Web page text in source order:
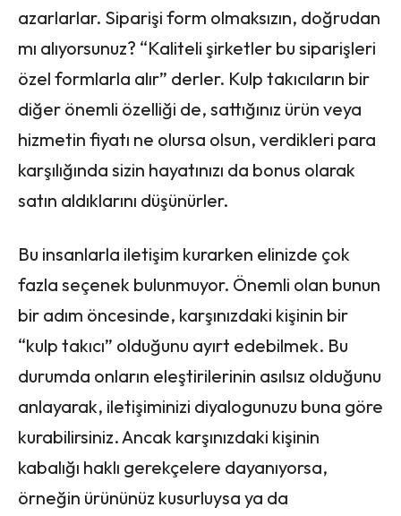
azarlarlar. Siparişi form olmaksızın, doğrudan
mı alıyorsunuz? “Kaliteli şirketler bu siparişleri
özel formlarla alır” derler. Kulp takıcıların bir
diğer önemli özelliği de, sattığınız ürün veya
hizmetin fiyatı ne olursa olsun, verdikleri para
karşılığında sizin hayatınızı da bonus olarak
satın aldıklarını düşünürler.
Bu insanlarla iletişim kurarken elinizde çok
fazla seçenek bulunmuyor. Önemli olan bunun
bir adım öncesinde, karşınızdaki kişinin bir
“kulp takıcı” olduğunu ayırt edebilmek. Bu
durumda onların eleştirilerinin asılsız olduğunu
anlayarak, iletişiminizi diyalogunuzu buna göre
kurabilirsiniz. Ancak karşınızdaki kişinin
kabalığı haklı gerekçelere dayanıyorsa,
örneğin ürününüz kusurluysa ya da